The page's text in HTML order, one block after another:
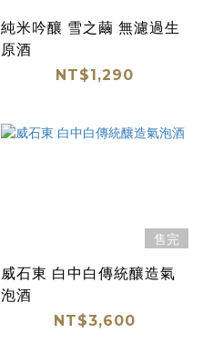
純米吟釀 雪之繭 無濾過生
原酒
NT$1,290
售完
威石東 白中白傳統釀造氣
泡酒
NT$3,600